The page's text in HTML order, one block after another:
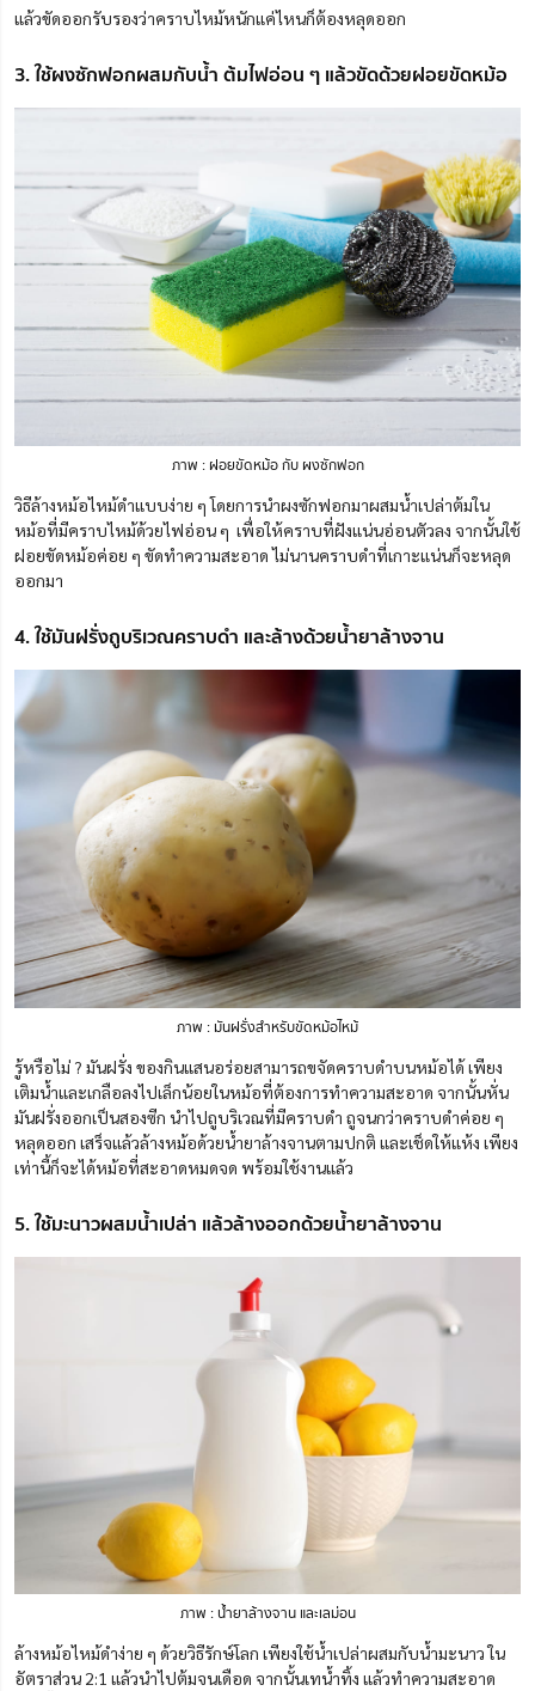
แล้วขัดออกรับรองว่าคราบไหม้หนักแค่ไหนก็ต้องหลุดออก
3. ใช้ผงซักฟอกผสมกับน้ำ ต้มไฟอ่อน ๆ แล้วขัดด้วยฝอยขัดหม้อ
ภาพ : ฝอยขัดหม้อ กับ ผงซักฟอก
วิธีล้างหม้อไหม้ดำแบบง่าย ๆ โดยการนำผงซักฟอกมาผสมน้ำเปล่าต้มใน
หม้อที่มีคราบไหม้ด้วยไฟอ่อน ๆ เพื่อให้คราบที่ฝังแน่นอ่อนตัวลง จากนั้นใช้
ฝอยขัดหม้อค่อย ๆ ขัดทำความสะอาด ไม่นานคราบดำที่เกาะแน่นก็จะหลุด
ออกมา
4. ใช้มันฝรั่งถูบริเวณคราบดำ และล้างด้วยน้ำยาล้างจาน
ภาพ : มันฝรั่งสำหรับขัดหม้อไหม้
รู้หรือไม่ ? มันฝรั่ง ของกินแสนอร่อยสามารถขจัดคราบดำบนหม้อได้ เพียง
เติมน้ำและเกลือลงไปเล็กน้อยในหม้อที่ต้องการทำความสะอาด จากนั้นหั่น
มันฝรั่งออกเป็นสองซีก นำไปถูบริเวณที่มีคราบดำ ถูจนกว่าคราบดำค่อย ๆ
หลุดออก เสร็จแล้วล้างหม้อด้วยน้ำยาล้างจานตามปกติ และเช็ดให้แห้ง เพียง
เท่านี้ก็จะได้หม้อที่สะอาดหมดจด พร้อมใช้งานแล้ว
5. ใช้มะนาวผสมน้ำเปล่า แล้วล้างออกด้วยน้ำยาล้างจาน
ภาพ : น้ำยาล้างจาน และเลม่อน
ล้างหม้อไหม้ดําง่าย ๆ ด้วยวิธีรักษ์โลก เพียงใช้น้ำเปล่าผสมกับน้ำมะนาว ใน
อัตราส่วน 2:1 แล้วนำไปต้มจนเดือด จากนั้นเทน้ำทิ้ง แล้วทำความสะอาด